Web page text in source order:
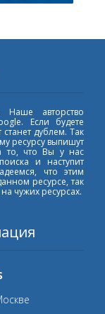
Наше авторство
Если будете
дублем. Так
ресурсу выпишут
то, что Вы у нас
и наступит
что этим
ресурсе, так
чужих ресурсах.